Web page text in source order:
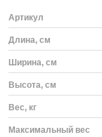
Артикул
Длина, см
Ширина, см
Высота, см
Вес, кг
Максимальный вес